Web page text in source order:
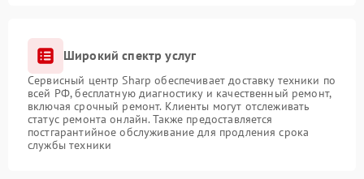
Широкий спектр услуг
Сервисный центр Sharp обеспечивает доставку техники по
всей РФ, бесплатную диагностику и качественный ремонт,
включая срочный ремонт. Клиенты могут отслеживать
статус ремонта онлайн. Также предоставляется
постгарантийное обслуживание для продления срока
службы техники